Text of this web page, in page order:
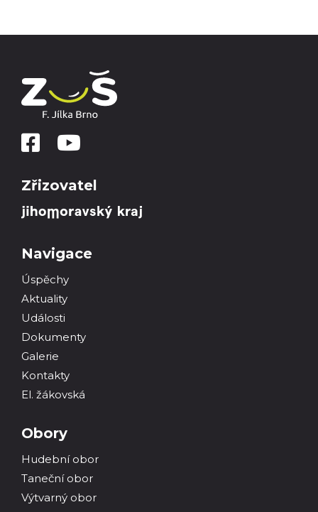
Zřizovatel
Navigace
Úspěchy
Aktuality
Události
Dokumenty
Galerie
Kontakty
El. žákovská
Obory
Hudební obor
Taneční obor
Výtvarný obor